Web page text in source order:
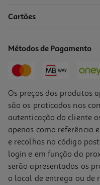
Cartões
Métodos de Pagamento
Os preços dos produtos
são os praticados nas
autenticação do cliente
apenas como referência
e recolhas no código
login e em função da
serão apresentados os
o local de entrega ou de